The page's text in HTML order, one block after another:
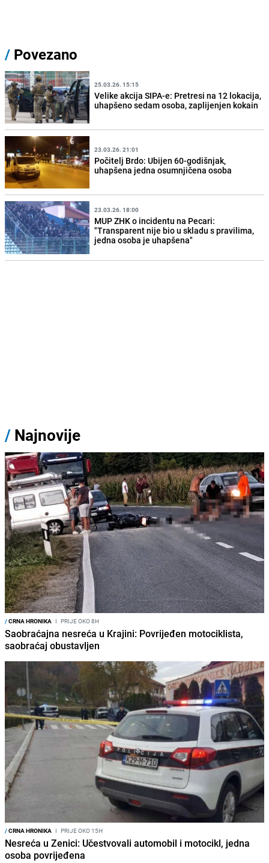
/ Povezano
25.03.26. 15:15
Velike akcija SIPA-e: Pretresi na 12 lokacija,
uhapšeno sedam osoba, zaplijenjen kokain
23.03.26. 21:01
Počitelj Brdo: Ubijen 60-godišnjak,
uhapšena jedna osumnjičena osoba
23.03.26. 18:00
MUP ZHK o incidentu na Pecari:
"Transparent nije bio u skladu s pravilima,
jedna osoba je uhapšena"
/ Najnovije
/CRNA HRONIKA I PRIJE OKO 8H
Saobraćajna nesreća u Krajini: Povrijeđen motociklista,
saobraćaj obustavljen
/CRNA HRONIKA I PRIJE OKO 15H
Nesreća u Zenici: Učestvovali automobil i motocikl, jedna
osoba povrijeđena